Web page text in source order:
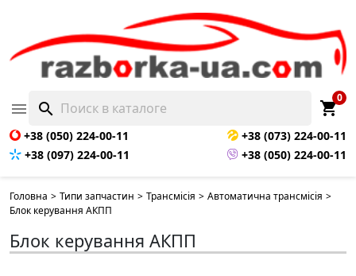
 search shopping_cart
0
+38 (050) 224-00-11
+38 (073) 224-00-11
+38 (097) 224-00-11
+38 (050) 224-00-11
Головна > Типи запчастин > Трансмісія > Автоматична трансмісія >
Блок керування АКПП
Блок керування АКПП